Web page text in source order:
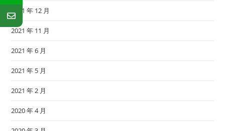
2021 年 12 月
2021 年 11 月
2021 年 6 月
2021 年 5 月
2021 年 2 月
2020 年 4 月